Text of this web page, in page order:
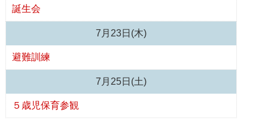
誕生会
7月23日(木)
避難訓練
7月25日(土)
５歳児保育参観